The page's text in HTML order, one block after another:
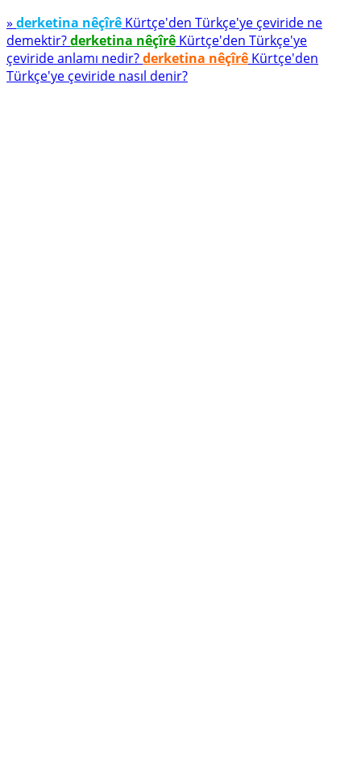
» derketina nêçîrê Kürtçe'den Türkçe'ye çeviride ne
demektir?derketina nêçîrê Kürtçe'den Türkçe'ye
çeviride anlamı nedir?derketina nêçîrê Kürtçe'den
Türkçe'ye çeviride nasıl denir?